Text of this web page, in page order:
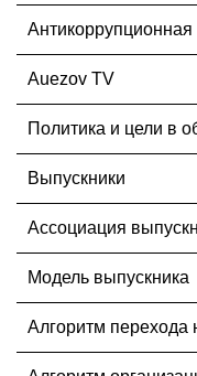
Auezov TV
Политика и цели в
Выпускники
Ассоциация
Модель выпускника
Алгоритм перехода